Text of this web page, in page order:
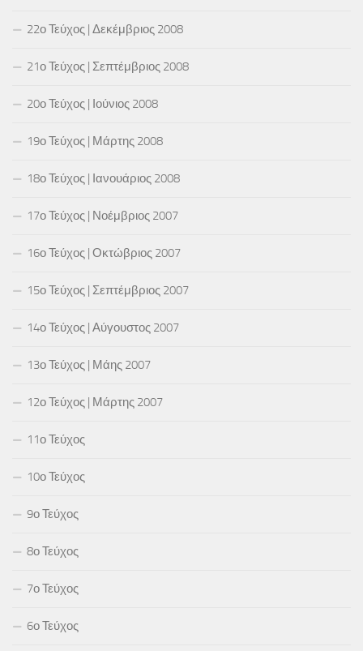
22ο Τεύχος | Δεκέμβριος 2008
21ο Τεύχος | Σεπτέμβριος 2008
20ο Τεύχος | Ιούνιος 2008
19ο Τεύχος | Μάρτης 2008
18ο Τεύχος | Ιανουάριος 2008
17ο Τεύχος | Νοέμβριος 2007
16ο Τεύχος | Οκτώβριος 2007
15ο Τεύχος | Σεπτέμβριος 2007
14ο Τεύχος | Αύγουστος 2007
13ο Τεύχος | Μάης 2007
12ο Τεύχος | Μάρτης 2007
11ο Τεύχος
10ο Τεύχος
9ο Τεύχος
8ο Τεύχος
7ο Τεύχος
6ο Τεύχος